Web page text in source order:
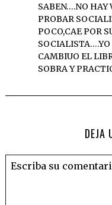
SABEN….NO HAY
PROBAR
POCO,CAE POR
SOCIALISTA….YO
CAMBIUO EL
SOBRA Y
DEJA